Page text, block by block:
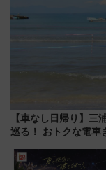
【車なし日帰り】三
巡る！ おトクな電車